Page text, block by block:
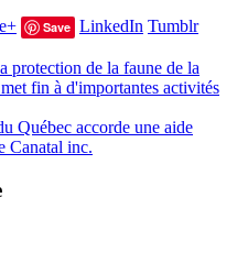
Save LinkedIn Tumblr
protection de la faune de la
fin à d'importantes activités
Québec accorde une aide
Canatal inc.